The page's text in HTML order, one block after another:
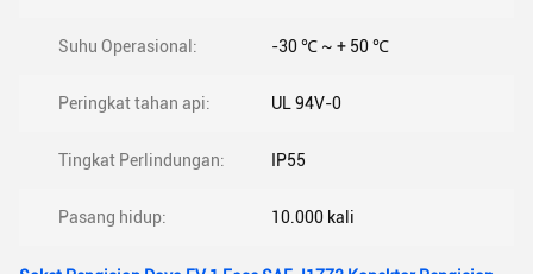
Suhu Operasional: -30 ℃ ~ + 50 ℃
Peringkat tahan api: UL 94V-0
Tingkat Perlindungan: IP55
Pasang hidup: 10.000 kali